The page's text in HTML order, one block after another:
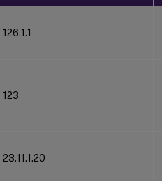
126.1.1
123
23.11.1.20